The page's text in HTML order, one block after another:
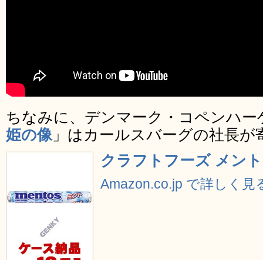
ちなみに、デンマーク・コペンハ
姫の像 」はカールスバーグの社長
クラフトフーズ メン
Amazon.co.jp で詳しく見